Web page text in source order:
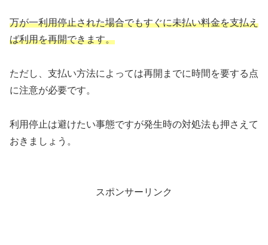
万が一利用停止された場合でもすぐに未払い料金を支払え
ば利用を再開できます。
ただし、支払い方法によっては再開までに時間を要する点
に注意が必要です。
利用停止は避けたい事態ですが発生時の対処法も押さえて
おきましょう。
スポンサーリンク